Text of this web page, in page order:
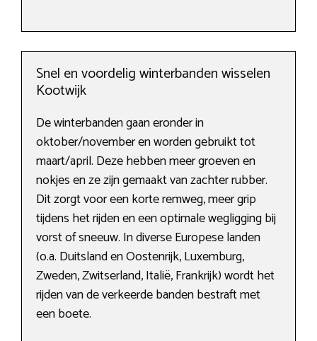
Snel en voordelig winterbanden wisselen
Kootwijk
De winterbanden gaan eronder in
oktober/november en worden gebruikt tot
maart/april. Deze hebben meer groeven en
nokjes en ze zijn gemaakt van zachter rubber.
Dit zorgt voor een korte remweg, meer grip
tijdens het rijden en een optimale wegligging bij
vorst of sneeuw. In diverse Europese landen
(o.a. Duitsland en Oostenrijk, Luxemburg,
Zweden, Zwitserland, Italië, Frankrijk) wordt het
rijden van de verkeerde banden bestraft met
een boete.